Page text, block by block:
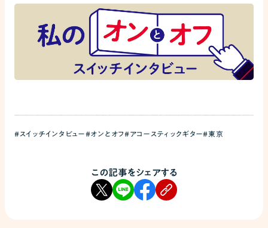
#スイッチインタビュー#オンとオフ#アコースティックギター#東京
この記事をシェアする